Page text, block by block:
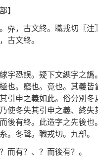
】
，古文終。職戎切〖注〗
古文終。
字恐誤。疑下文䌖字之譌
也。竆也。竟也。其義皆
引申之義如此。俗分別冬
使冬失其引申之義、終失
後有終。此造字之先後也
。冬聲。職戎切。九部。
而有？、？而後有？。